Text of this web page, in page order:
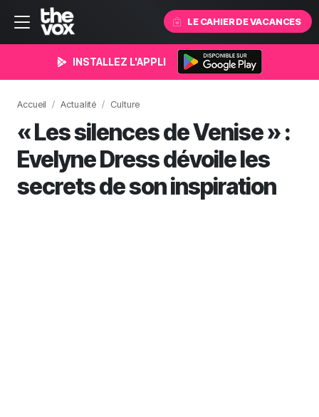
LE CAHIER DE VACANCES
INSTALLEZ L'APPLI
Accueil Actualité Culture
« Les silences de Venise » :
Evelyne Dress dévoile les
secrets de son inspiration